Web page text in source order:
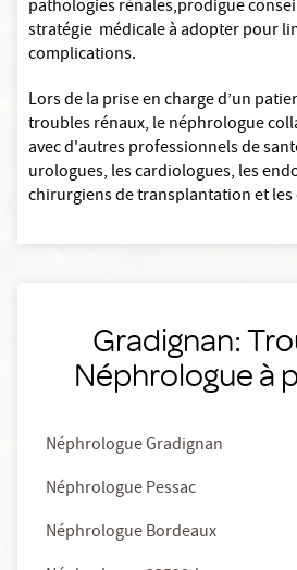
pathologies rénales,prodigue
stratégie médicale à adopter pour
complications.
Lors de la prise en charge d’un
troubles rénaux, le néphrologue
avec d'autres professionnels de
urologues, les cardiologues, les
chirurgiens de transplantation et
Gradignan:
Néphrologue à
Néphrologue Gradignan
Néphrologue Pessac
Néphrologue Bordeaux